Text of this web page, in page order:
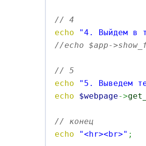
// 4
echo
"4. Выйдем в
//echo $app-
// 5
echo
"5. Выведем
echo
$webpage->
// конец
echo
"<hr><br>" ;